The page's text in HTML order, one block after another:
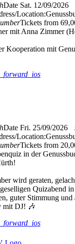
Date Sat. 12/09/2026
Location:
Tickets from
mit Anna Zimmer
Kooperation mit
Date Fri. 25/09/2026
Location:
Tickets from
in der
wird geraten,
Quizabend
guter Stimmung und
mit DJ! 🎶